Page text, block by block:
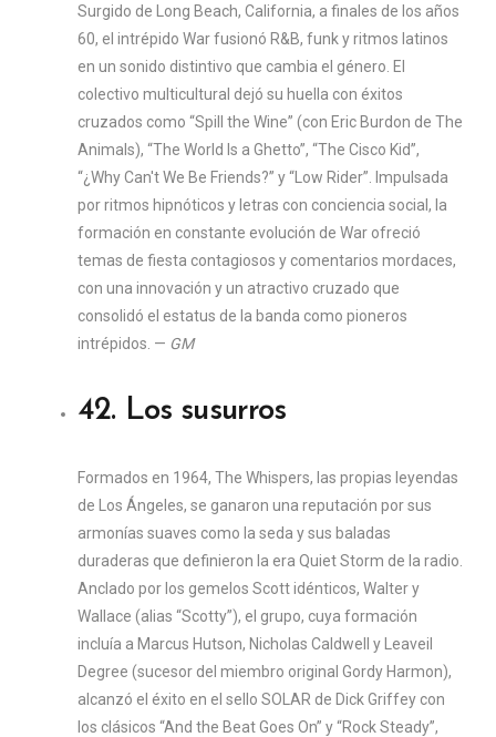
Surgido de Long Beach, California, a finales de los años
60, el intrépido War fusionó R&B, funk y ritmos latinos
en un sonido distintivo que cambia el género. El
colectivo multicultural dejó su huella con éxitos
cruzados como “Spill the Wine” (con Eric Burdon de The
Animals), “The World Is a Ghetto”, “The Cisco Kid”,
“¿Why Can't We Be Friends?” y “Low Rider”. Impulsada
por ritmos hipnóticos y letras con conciencia social, la
formación en constante evolución de War ofreció
temas de fiesta contagiosos y comentarios mordaces,
con una innovación y un atractivo cruzado que
consolidó el estatus de la banda como pioneros
intrépidos. — GM
42. Los susurros
Formados en 1964, The Whispers, las propias leyendas
de Los Ángeles, se ganaron una reputación por sus
armonías suaves como la seda y sus baladas
duraderas que definieron la era Quiet Storm de la radio.
Anclado por los gemelos Scott idénticos, Walter y
Wallace (alias “Scotty”), el grupo, cuya formación
incluía a Marcus Hutson, Nicholas Caldwell y Leaveil
Degree (sucesor del miembro original Gordy Harmon),
alcanzó el éxito en el sello SOLAR de Dick Griffey con
los clásicos “And the Beat Goes On” y “Rock Steady”,